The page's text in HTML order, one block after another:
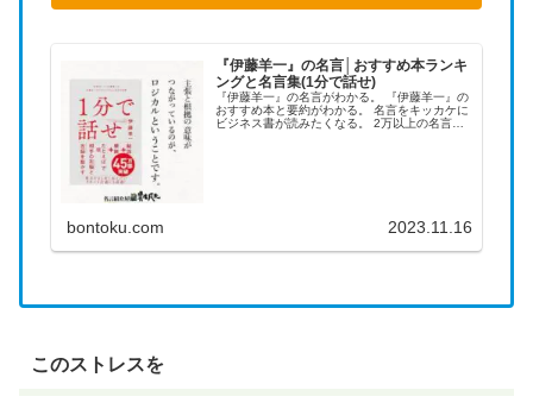
『伊藤羊一』の名言│おすすめ本ランキ
ングと名言集(1分で話せ)
『伊藤羊一』の名言がわかる。 『伊藤羊一』の
おすすめ本と要約がわかる。 名言をキッカケに
ビジネス書が読みたくなる。 2万以上の名言を
bontoku.com 2023.11.16
このストレスを